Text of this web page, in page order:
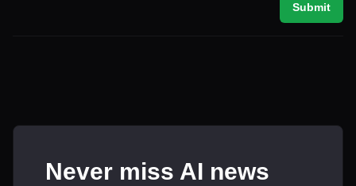
Submit
Never miss AI news